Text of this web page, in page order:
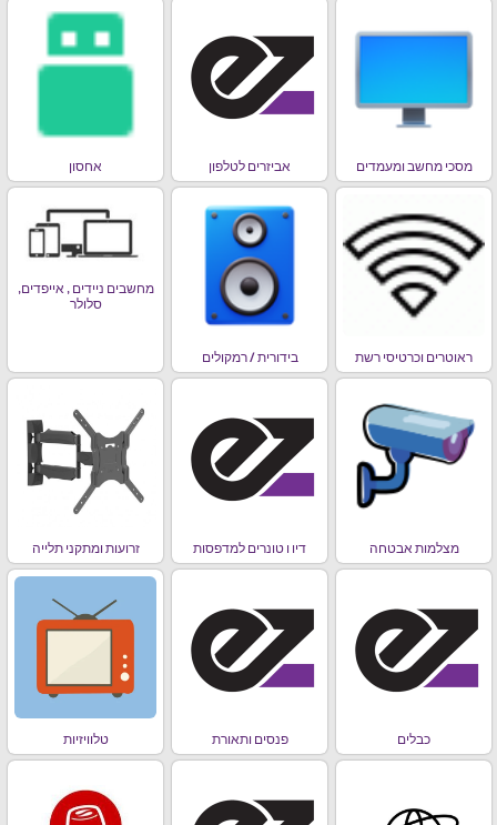
מסכי מחשב ומעמדים אביזרים לטלפון אחסון
ראוטרים וכרטיסי רשת בידורית / רמקולים
מחשבים ניידים , אייפדים,
סלולר
מצלמות אבטחה דיו ו טונרים למדפסות זרועות ומתקני תלייה
כבלים פנסים ותאורת טלוויזיות